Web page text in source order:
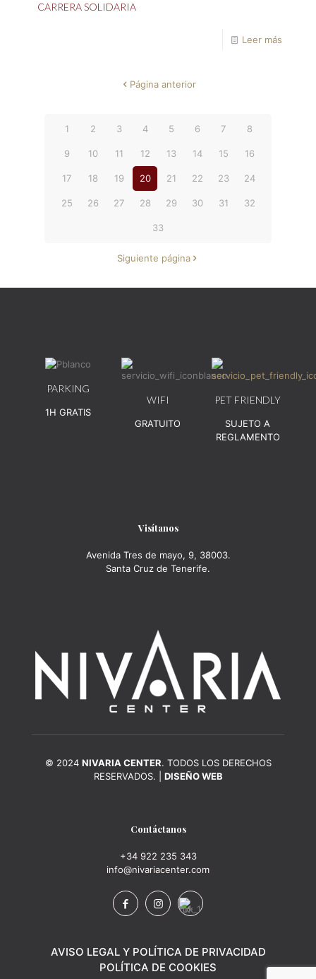
CARRERA SOLIDARIA
Leer más
Página anterior
1 2 3 4 5 6 7 8
9 10 11 12 13 14 15 16
17 18 19 20 21 22 23 24
25 26 27 28 29 30 31 32
33
Siguiente página
PARKING
1H GRATIS
WIFI
GRATUITO
PET FRIENDLY
SUJETO A
REGLAMENTO
Visítanos
Avenida Tres de mayo, 9, 38003.
Santa Cruz de Tenerife.
© 2024 NIVARIA CENTER. TODOS LOS DERECHOS
RESERVADOS. | DISEÑO WEB
Contáctanos
+34 922 235 343
info@nivariacenter.com
AVISO LEGAL Y POLÍTICA DE PRIVACIDAD
POLÍTICA DE COOKIES